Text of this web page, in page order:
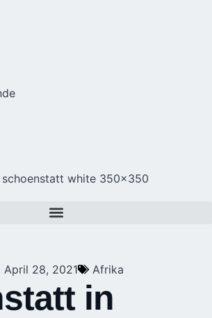
April 28, 2021 Afrika
in